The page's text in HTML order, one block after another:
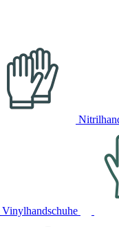
Vinylhandschuhe